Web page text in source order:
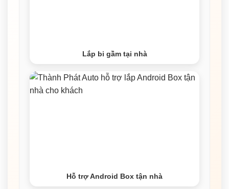
Lắp bi gầm tại nhà
Hỗ trợ Android Box tận nhà